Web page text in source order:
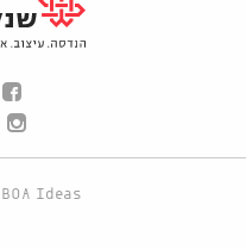
BOA Ideas